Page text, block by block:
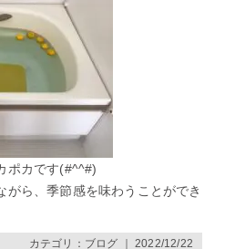
ポカです(#^^#)
がら、季節感を味わうことができ
カテゴリ： ブログ ｜ 2022/12/22